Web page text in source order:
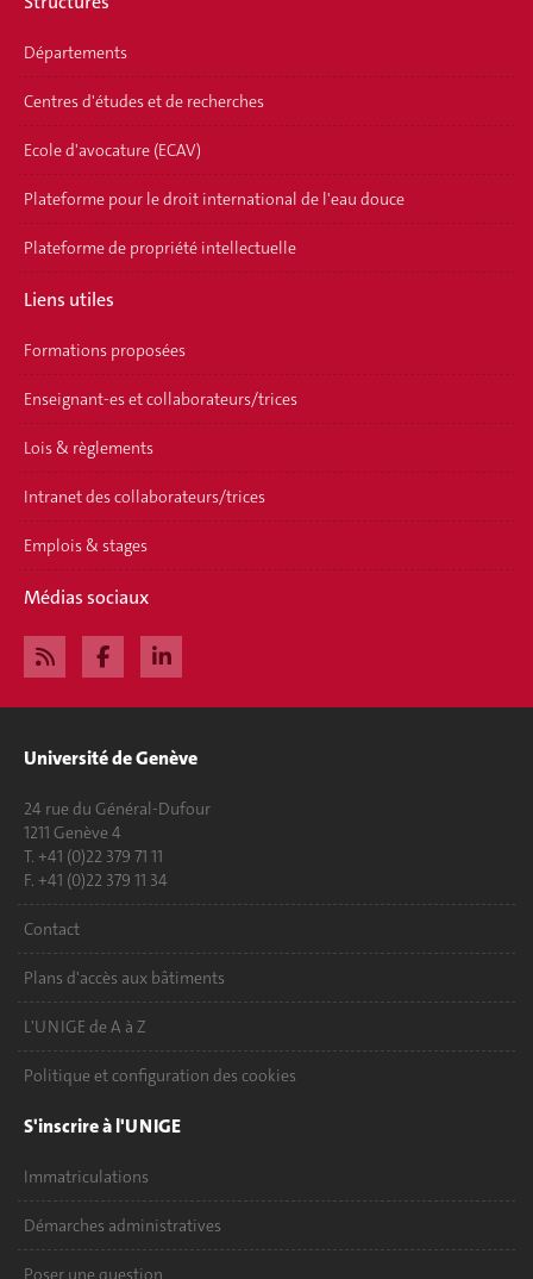
Départements
Centres d'études et de recherches
Ecole d'avocature (ECAV)
Plateforme pour le droit international de l'eau douce
Plateforme de propriété intellectuelle
Liens utiles
Formations proposées
Enseignant-es et collaborateurs/trices
Lois & règlements
Intranet des collaborateurs/trices
Emplois & stages
Médias sociaux
Université de Genève
24 rue du Général-Dufour
1211 Genève 4
T. +41 (0)22 379 71 11
F. +41 (0)22 379 11 34
Contact
Plans d'accès aux bâtiments
L'UNIGE de A à Z
Politique et configuration des cookies
S'inscrire à l'UNIGE
Immatriculations
Démarches administratives
Poser une question